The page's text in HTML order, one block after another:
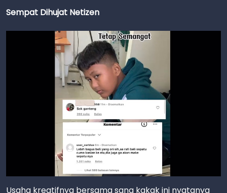
Sempat Dihujat Netizen
Usaha kreatifnya bersama sang kakak ini nyatanya